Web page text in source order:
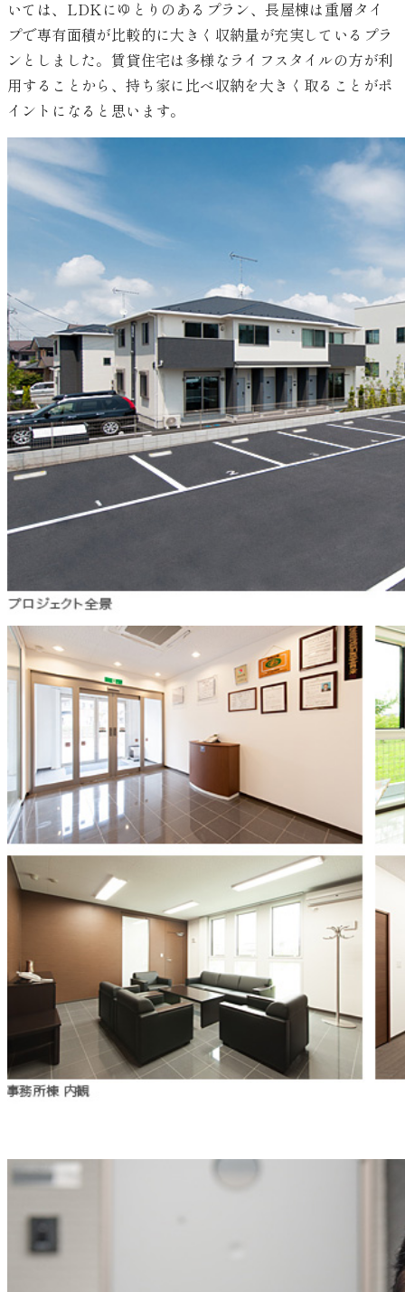
いては、LDKにゆとりのあるプラン、長屋棟は重層タイ
プで専有面積が比較的に大きく収納量が充実しているプラ
ンとしました。賃貸住宅は多様なライフスタイルの方が利
用することから、持ち家に比べ収納を大きく取ることがポ
イントになると思います。